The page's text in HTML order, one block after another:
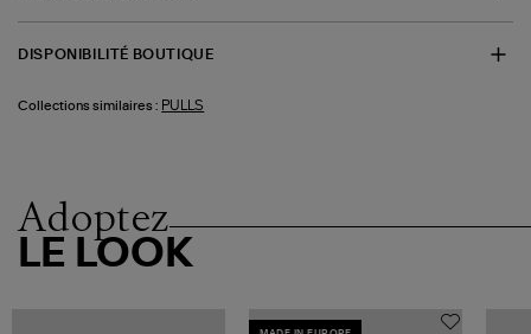
DISPONIBILITÉ BOUTIQUE
Collections similaires : PULLS
Adoptez
LE LOOK